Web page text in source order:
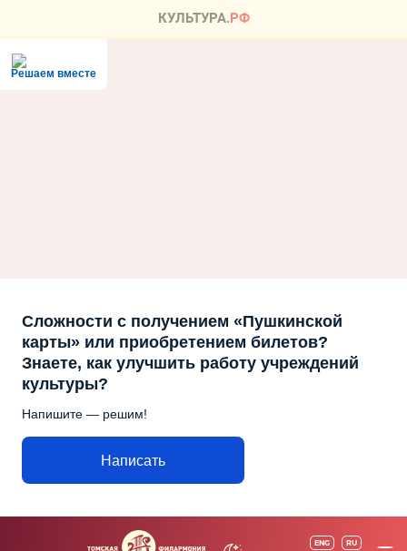
Решаем вместе
Сложности с получением «Пушкинской
карты» или приобретением билетов?
Знаете, как улучшить работу учреждений
культуры?
Напишите — решим!
Написать
ENG RU